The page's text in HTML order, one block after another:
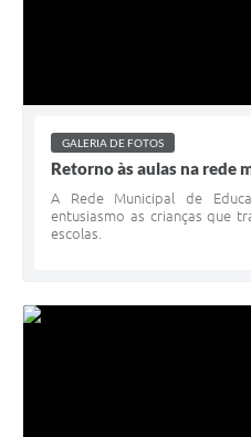
GALERIA DE FOTOS
Retorno às aulas na rede
A Rede Municipal de
entusiasmo as crianças que
escolas.